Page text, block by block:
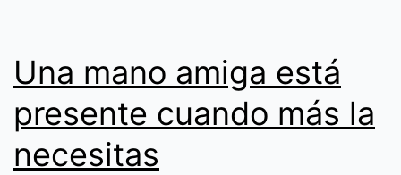
Una mano amiga está
presente cuando más la
necesitas